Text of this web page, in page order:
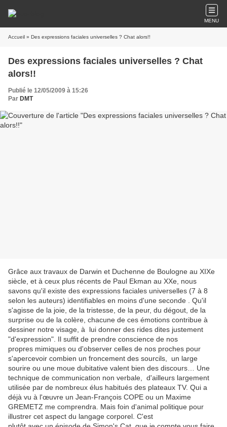
MENU
Accueil » Des expressions faciales universelles ? Chat alors!!
Des expressions faciales universelles ? Chat
alors!!
Publié le 12/05/2009 à 15:26
Par DMT
Grâce aux travaux de Darwin et Duchenne de Boulogne au XIXe
siècle, et à ceux plus récents de Paul Ekman au XXe, nous
savons qu'il existe des expressions faciales universelles (7 à 8
selon les auteurs) identifiables en moins d'une seconde . Qu'il
s'agisse de la joie, de la tristesse, de la peur, du dégout, de la
surprise ou de la colère, chacune de ces émotions contribue à
dessiner notre visage, à lui donner des rides dites justement
"d'expression". Il suffit de prendre conscience de nos
propres mimiques ou d'observer celles de nos proches pour
s'apercevoir combien un froncement des sourcils, un large
sourire ou une moue dubitative valent bien des discours… Une
technique de communication non verbale, d'ailleurs largement
utilisée par de nombreux élus habitués des plateaux TV. Qui a
déjà vu à l'œuvre un Jean-François COPE ou un Maxime
GREMETZ me comprendra. Mais foin d'animal politique pour
illustrer cet aspect du langage corporel. C'est